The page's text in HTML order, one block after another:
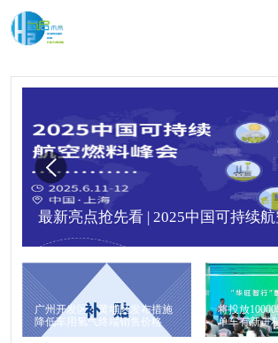
最新亮点抢先看 | 2025中国可持续
广州开发区、黄埔区发布措施
降低车用氢气终端销售价格
将投放
单车有新进